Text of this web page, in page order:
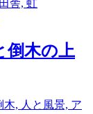
倒木の上